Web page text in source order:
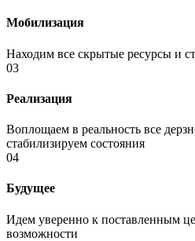
Мобилизация
Находим все скрытые ресурсы и
03
Реализация
Воплощаем в реальность все
стабилизируем состояния
04
Будущее
Идем уверенно к поставленным
возможности